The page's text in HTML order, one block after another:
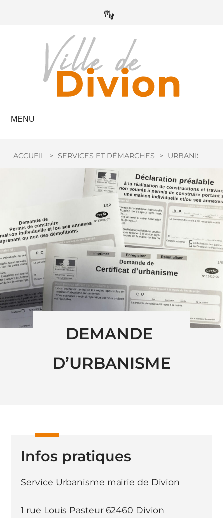
MENU
ACCUEIL > SERVICES ET DÉMARCHES > URBANISME
DEMANDE
D’URBANISME
Infos pratiques
Service Urbanisme mairie de Divion
1 rue Louis Pasteur 62460 Divion